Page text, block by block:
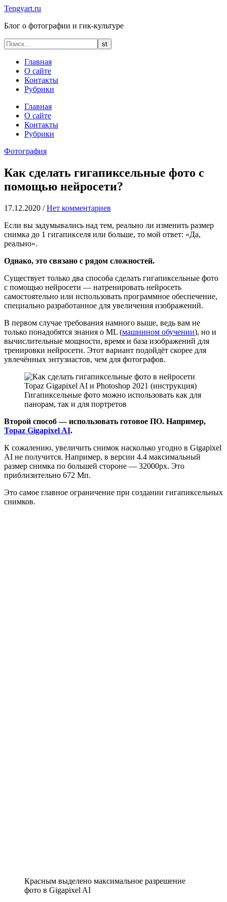
Tengyart.ru
Блог о фотографии и гик-культуре
Главная
О сайте
Контакты
Рубрики
Главная
О сайте
Контакты
Рубрики
Фотография
Как сделать гигапиксельные фото с
помощью нейросети?
17.12.2020 / Нет комментариев
Если вы задумывались над тем, реально ли изменить размер
снимка до 1 гигапикселя или больше, то мой ответ: «Да,
реально».
Однако, это связано с рядом сложностей.
Существует только два способа сделать гигапиксельные фото
с помощью нейросети — натренировать нейросеть
самостоятельно или использовать программное обеспечение,
специально разработанное для увеличения изображений.
В первом случае требования намного выше, ведь вам не
только понадобятся знания о ML (машинном обучении), но и
вычислительные мощности, время и база изображений для
тренировки нейросети. Этот вариант подойдёт скорее для
увлечённых энтузиастов, чем для фотографов.
Гигапиксельные фото можно использовать как для
панорам, так и для портретов
Второй способ — использовать готовое ПО. Например,
Topaz Gigapixel AI.
К сожалению, увеличить снимок насколько угодно в Gigapixel
AI не получится. Например, в версии 4.4 максимальный
размер снимка по большей стороне — 32000px. Это
приблизительно 672 Мп.
Это самое главное ограничение при создании гигапиксельных
снимков.
Красным выделено максимальное разрешение
фото в Gigapixel AI